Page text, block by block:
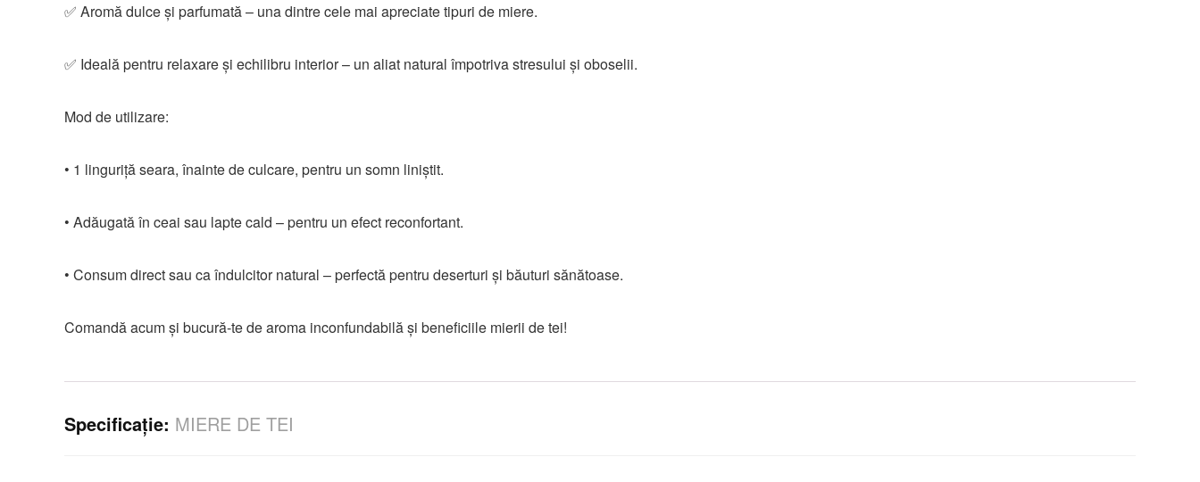
✅ Aromă dulce și parfumată – una dintre cele mai apreciate tipuri de miere.
✅ Ideală pentru relaxare și echilibru interior – un aliat natural împotriva stresului și oboselii.
Mod de utilizare:
• 1 linguriță seara, înainte de culcare, pentru un somn liniștit.
• Adăugată în ceai sau lapte cald – pentru un efect reconfortant.
• Consum direct sau ca îndulcitor natural – perfectă pentru deserturi și băuturi sănătoase.
Comandă acum și bucură-te de aroma inconfundabilă și beneficiile mierii de tei!
Specificație: MIERE DE TEI